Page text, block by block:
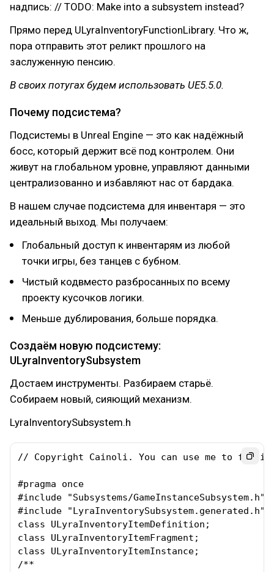
надпись: // TODO: Make into a subsystem instead?
Прямо перед ULyraInventoryFunctionLibrary. Что ж,
пора отправить этот реликт прошлого на
заслуженную пенсию.
В своих потугах будем использовать UE5.5.0.
Почему подсистема?
Подсистемы в Unreal Engine — это как надёжный
босс, который держит всё под контролем. Они
живут на глобальном уровне, управляют данными
централизованно и избавляют нас от бардака.
В нашем случае подсистема для инвентаря — это
идеальный выход. Мы получаем:
Глобальный доступ к инвентарям из любой
точки игры, без танцев с бубном.
Чистый кодвместо разбросанных по всему
проекту кусочков логики.
Меньше дублирования, больше порядка.
Создаём новую подсистему:
ULyraInventorySubsystem
Достаем инструменты. Разбираем старьё.
Собираем новый, сияющий механизм.
LyraInventorySubsystem.h
// Copyright Cainoli. You can use me to
#pragma once
#include "Subsystems/GameInstanceSubsystem.h"
#include "LyraInventorySubsystem.generated.h"
class ULyraInventoryItemDefinition;
class ULyraInventoryItemFragment;
class ULyraInventoryItemInstance;
/**